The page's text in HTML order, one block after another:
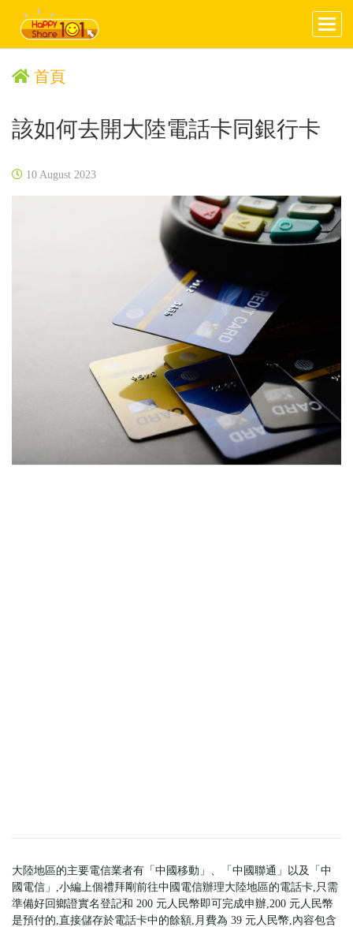
首頁
該如何去開大陸電話卡同銀行卡
10 August 2023
大陸地區的主要電信業者有「中國移動」、「中國聯通」以及「中
國電信」,小編上個禮拜剛前往中國電信辦理大陸地區的電話卡,只需
準備好回鄉證實名登記和 200 元人民幣即可完成申辦,200 元人民幣
是預付的,直接儲存於電話卡中的餘額,月費為 39 元人民幣,內容包含